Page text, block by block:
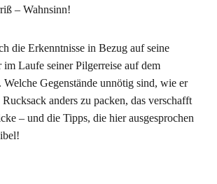
– Wahnsinn!
die Erkenntnisse in Bezug auf seine
im Laufe seiner Pilgerreise auf dem
Welche Gegenstände unnötig sind, wie er
Rucksack anders zu packen, das verschafft
– und die Tipps, die hier ausgesprochen